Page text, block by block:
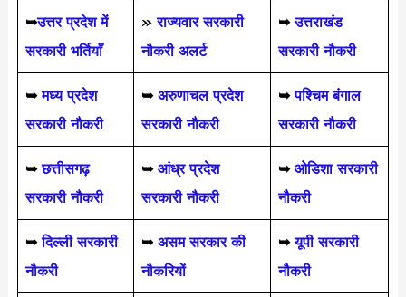
➥उत्तर प्रदेश में
सरकारी भर्तियाँ
»राज्यवार सरकारी
नौकरी अलर्ट
➥ उत्तराखंड
सरकारी नौकरी
➥ मध्य प्रदेश
सरकारी नौकरी
➥ अरुणाचल प्रदेश
सरकारी नौकरी
➥ पश्चिम बंगाल
सरकारी नौकरी
➥ छत्तीसगढ़
सरकारी नौकरी
➥ आंध्र प्रदेश
सरकारी नौकरी
➥ ओडिशा सरकारी
नौकरी
➥ दिल्ली सरकारी
नौकरी
➥ असम सरकार की
नौकरियों
➥ यूपी सरकारी
नौकरी